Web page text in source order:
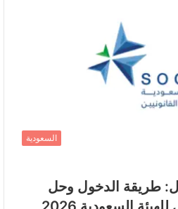
السعودية
طريقة الدخول وحل